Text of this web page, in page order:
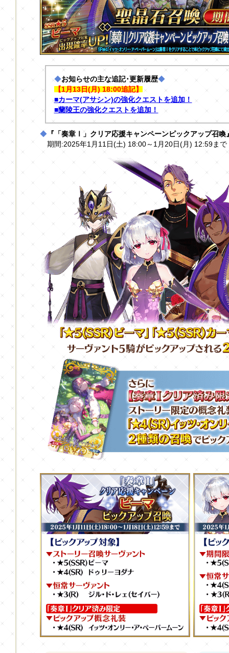
◆お知らせの主な追記･更新履歴◆
【1月13日(月) 18:00追記】
■カーマ(アサシン)の強化クエストを追加！
■蘭陵王の強化クエストを追加！
◆ 『「奏章Ⅰ」クリア応援キャンペーンピックアップ召喚
期間:2025年1月11日(土) 18:00～1月20日(月) 12:59まで